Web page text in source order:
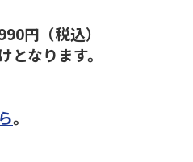
円（税込）
なります。
。